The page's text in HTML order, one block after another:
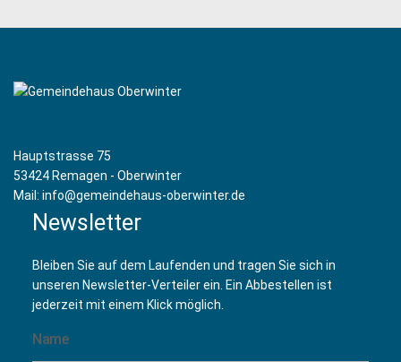
Probe Kirchenchor Oberwinter
19:30)
Probe Kirchenchor Oberwinter
Probe Kirchenchor Oberwinter
(12 Oktober 2026 19:30)
Probe Kirchenchor Oberwinter
Probe Kirchenchor Oberwinter
Probe Kirchenchor Oberwinter (09 November 2026 19:30)
Probe Kirchenchor Oberwinter(16 November 2026 19:30)
Probe Kirchenchor Oberwinter(23 November 2026 19:30)
Probe Kirchenchor Oberwinter
Probe Kirchenchor Oberwinter(07 Dezember 2026 19:30)
Hauptstrasse 75
53424 Remagen - Oberwinter
Mail: info@gemeindehaus-oberwinter.de
Newsletter
Bleiben Sie auf dem Laufenden und tragen Sie sich in
unseren Newsletter-Verteiler ein. Ein Abbestellen ist
jederzeit mit einem Klick möglich.